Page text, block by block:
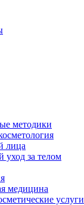
методики
лица
уход за телом
медицина
услуги